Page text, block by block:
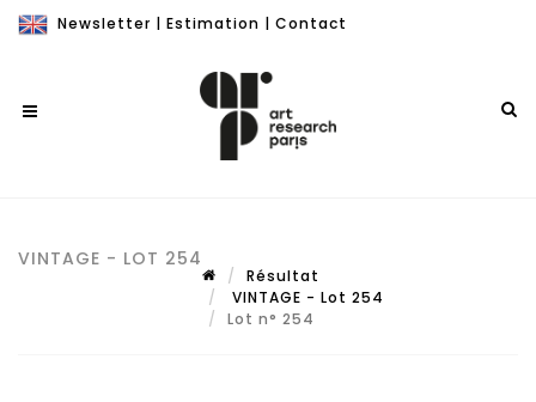
Newsletter | Estimation | Contact
VINTAGE - LOT 254
Résultat
VINTAGE - Lot 254
Lot n° 254